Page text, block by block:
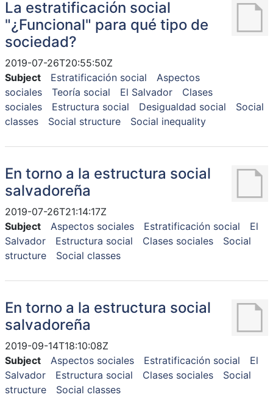
La estratificación social
"¿Funcional" para qué tipo de
sociedad?
2019-07-26T20:55:50Z
Subject
Estratificación social
Aspectos
sociales
Teoría social El Salvador
Clases
sociales
Estructura social Desigualdad social
Social
classes
Social structure Social inequality
En torno a la estructura social
salvadoreña
2019-07-26T21:14:17Z
Subject
Aspectos sociales Estratificación social
El
Salvador
Estructura social Clases sociales
Social
structure
Social classes
En torno a la estructura social
salvadoreña
2019-09-14T18:10:08Z
Subject
Aspectos sociales Estratificación social
El
Salvador
Estructura social Clases sociales
Social
structure
Social classes